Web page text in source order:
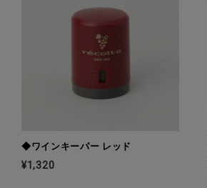
◆ワインキーパー レッド
¥1,320